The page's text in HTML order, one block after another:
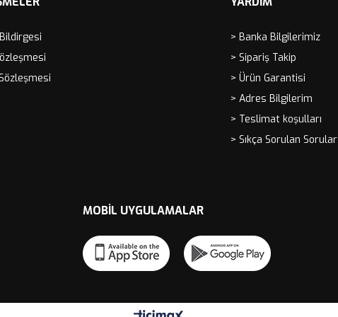
> Banka Bilgilerimiz
> Sipariş Takip
> Ürün Garantisi
> Adres Bilgilerim
> Teslimat koşulları
> Sıkça Sorulan Sorular
MOBIL UYGULAMALAR